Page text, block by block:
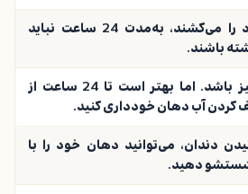
افرادی که دندان خود را می‌کشند، به‌مدت 24 ساعت نباید
باشند.
محیط دهان باید تمیز باشد. اما بهتر است تا 24 ساعت از
کردن آب دهان خودداری کنید.
دندان، می‌توانید دهان خود را با
دهید.